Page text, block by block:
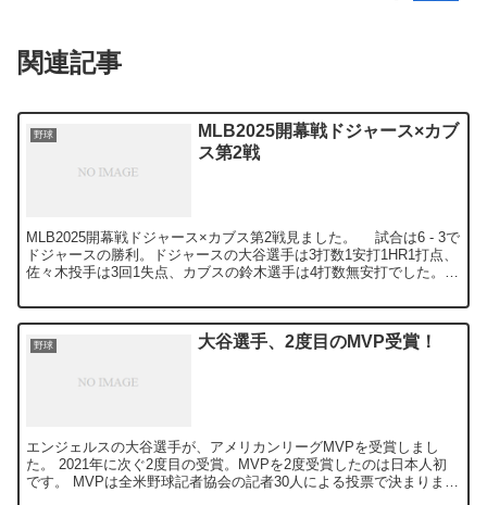
関連記事
野球
MLB2025開幕戦ドジャース×カブ
ス第2戦
MLB2025開幕戦ドジャース×カブス第2戦見ました。 試合は6 - 3で
ドジャースの勝利。ドジャースの大谷選手は3打数1安打1HR1打点、
佐々木投手は3回1失点、カブスの鈴木選手は4打数無安打でした。
野球 大谷選手、2度目のMVP受賞！
エンジェルスの大谷選手が、アメリカンリーグMVPを受賞しまし
た。 2021年に次ぐ2度目の受賞。MVPを2度受賞したのは日本人初
です。 MVPは全米野球記者協会の記者30人による投票で決まりま